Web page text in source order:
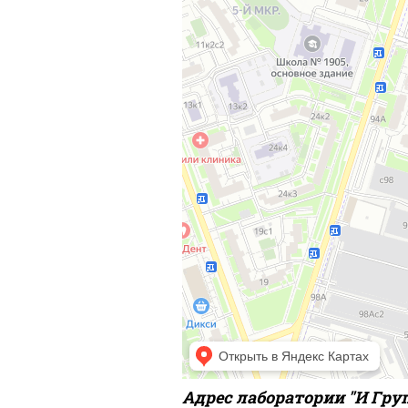
Адрес лаборатории "И